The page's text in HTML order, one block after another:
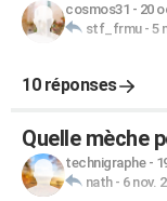
cosmos31 - 20
stf_frmu- 5
10 réponses
Quelle mèche
technigraphe-
nath- 6 nov.